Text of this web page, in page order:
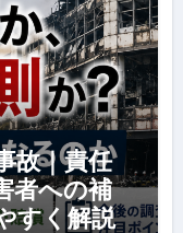
故｜責任
者への補
すく解説